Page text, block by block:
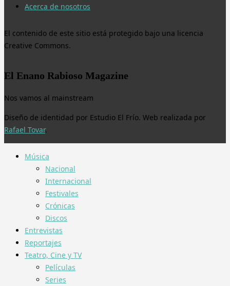
Acerca de nosotros
El contenido de este sitio está protegido bajo una licencia
Creative Commons.
El Enano Rabioso Magazine
Nos vamos al mainstream
Diseño de identidad por Estudio El Frío. Web realizada por
Rafael Tovar.
Música
Nacional
Internacional
Festivales
Crónicas
Discos
Entrevistas
Reportajes
Teatro, Cine y TV
Películas
Series